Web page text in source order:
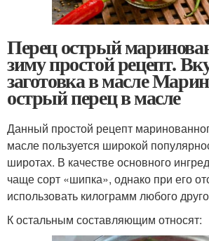
Перец острый
зиму простой рецепт.
заготовка в масле
острый перец в масле
Данный простой рецепт
масле пользуется широкой
широтах. В качестве основного
чаще сорт «шипка», однако при его
использовать килограмм любого
К остальным составляющим относят: